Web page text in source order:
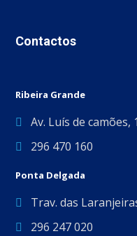
Contactos
Ribeira Grande
Av. Luís de
296 470 160
Ponta Delgada
Trav. das
296 247 020